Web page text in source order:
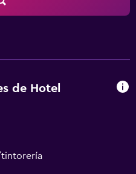
de Hotel
tintorería